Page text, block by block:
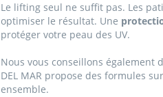
Le lifting seul ne suffit pas. Les
optimiser le résultat. Une
protéger votre peau des UV.
Nous vous conseillons également
DEL MAR propose des formules
ensemble.